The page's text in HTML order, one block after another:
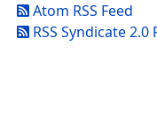
Atom RSS Feed
RSS Syndicate 2.0